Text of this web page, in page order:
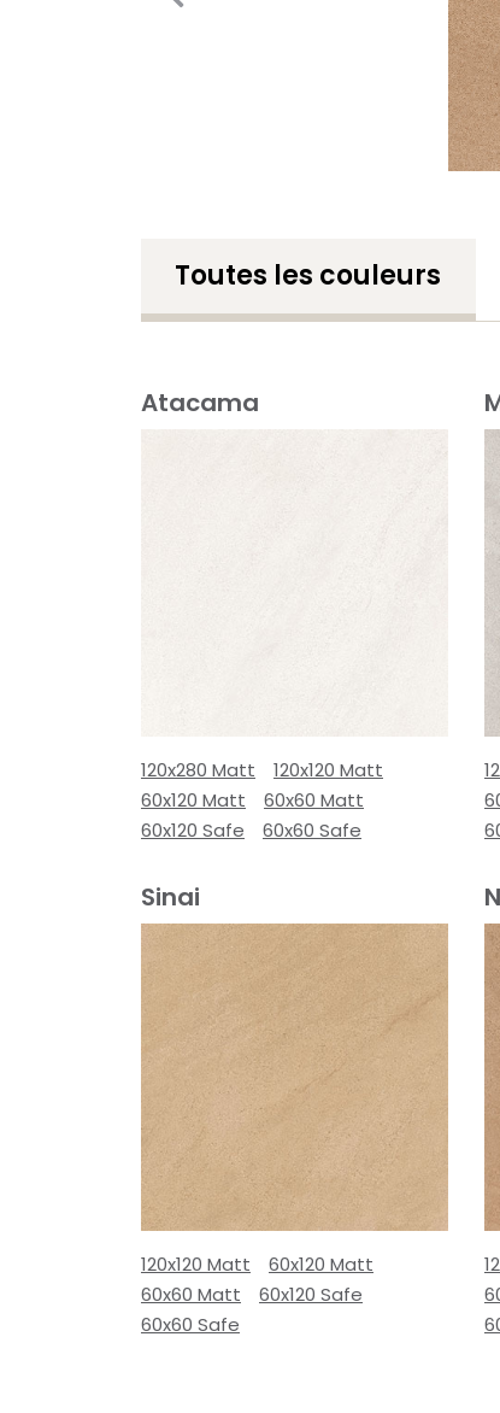
Toutes les couleurs
Atacama
120x280 Matt
120x120 Matt
60x120 Matt
60x60 Matt
60x120 Safe
60x60 Safe
Sinai
120x120 Matt
60x120 Matt
60x60 Matt
60x120 Safe
60x60 Safe